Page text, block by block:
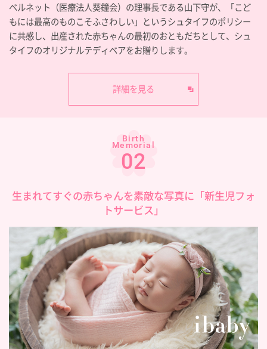
ベルネット（医療法人葵鐘会）の理事長である山下守が、「こど
もには最高のものこそふさわしい」というシュタイフのポリシー
に共感し、出産された赤ちゃんの最初のおともだちとして、シュ
タイフのオリジナルテディベアをお贈りします。
詳細を見る
Birth
Memorial
02
生まれてすぐの赤ちゃんを素敵な写真に「新生児フォ
トサービス」